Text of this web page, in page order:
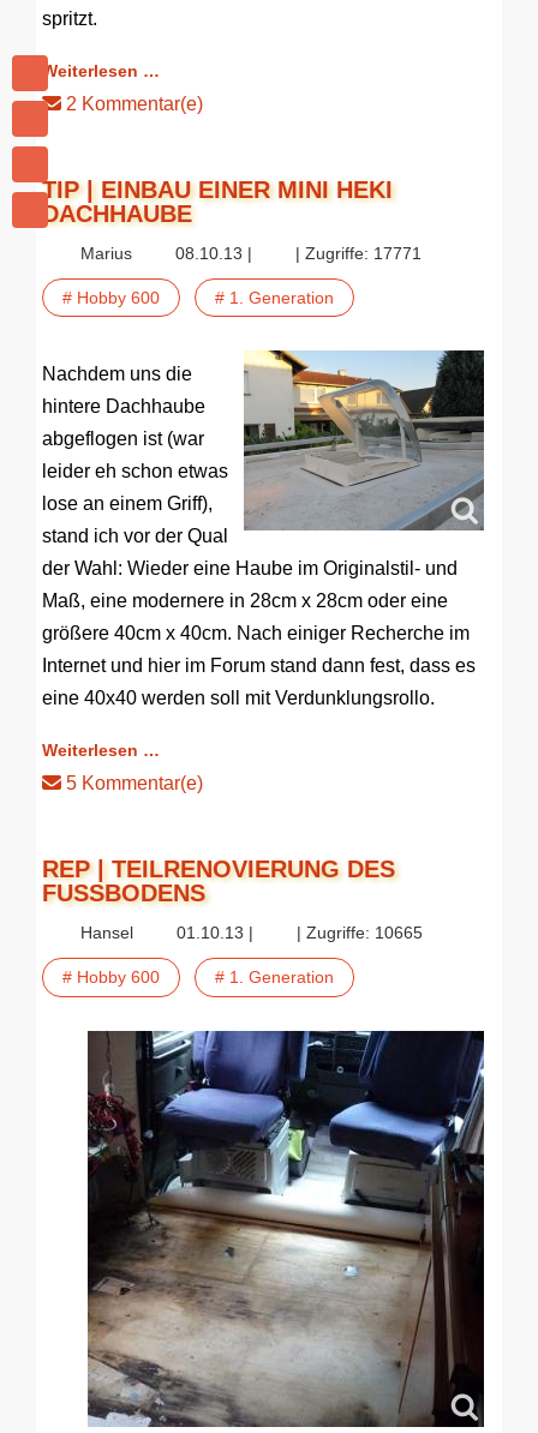
spritzt.
Weiterlesen …
2 Kommentar(e)
TIP | EINBAU EINER MINI HEKI
DACHHAUBE
Marius 08.10.13 | | Zugriffe: 17771
# Hobby 600 # 1. Generation
Nachdem uns die
hintere Dachhaube
abgeflogen ist (war
leider eh schon etwas
lose an einem Griff),
stand ich vor der Qual
der Wahl: Wieder eine Haube im Originalstil- und
Maß, eine modernere in 28cm x 28cm oder eine
größere 40cm x 40cm. Nach einiger Recherche im
Internet und hier im Forum stand dann fest, dass es
eine 40x40 werden soll mit Verdunklungsrollo.
Weiterlesen …
5 Kommentar(e)
REP | TEILRENOVIERUNG DES
FUSSBODENS
Hansel 01.10.13 | | Zugriffe: 10665
# Hobby 600 # 1. Generation